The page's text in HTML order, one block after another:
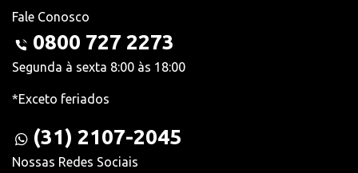
Fale Conosco
0800 727 2273
Segunda à sexta 8:00 às 18:00
*Exceto feriados
(31) 2107-2045
Nossas Redes Sociais